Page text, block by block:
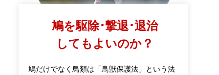
鳩を駆除･撃退･退治
してもよいのか？
鳩だけでなく鳥類は「鳥獣保護法」という法